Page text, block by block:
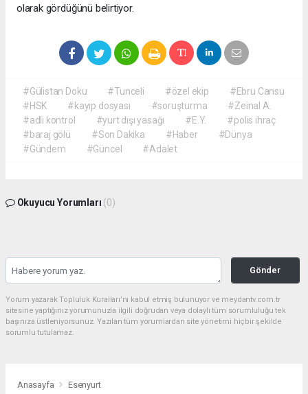
olarak gördüğünü belirtiyor.
#Gülistan Doku #Tunceli #özel ekip
#Ebru Cansu
#HSK
#kayıp dosyası #soruşturma
#Zeinal A.
#adli kontrol
#yurt dışı yasağı #E.Y.
#polis ihraç
#baraj gölü
#Son Dakika #Haber
#Dünya
#Gündem
#Güncel #Adalet
Okuyucu Yorumları (0)
Gönder
Yorum yazarak Topluluk Kuralları’nı kabul etmiş bulunuyor ve meydantv.com.tr
sitesine yaptığınız yorumunuzla ilgili doğrudan veya dolaylı tüm sorumluluğu tek
başınıza üstleniyorsunuz. Yazılan tüm yorumlardan site yönetimi hiçbir şekilde
sorumlu tutulamaz.
Anasayfa Esenyurt